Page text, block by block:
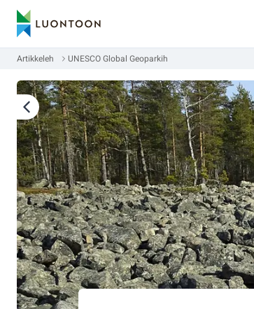
Artikkeleh UNESCO Global Geoparkih